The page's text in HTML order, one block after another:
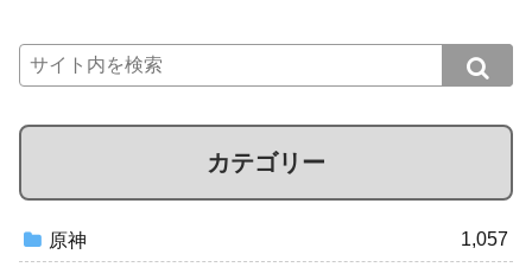
カテゴリー
原神 1,057